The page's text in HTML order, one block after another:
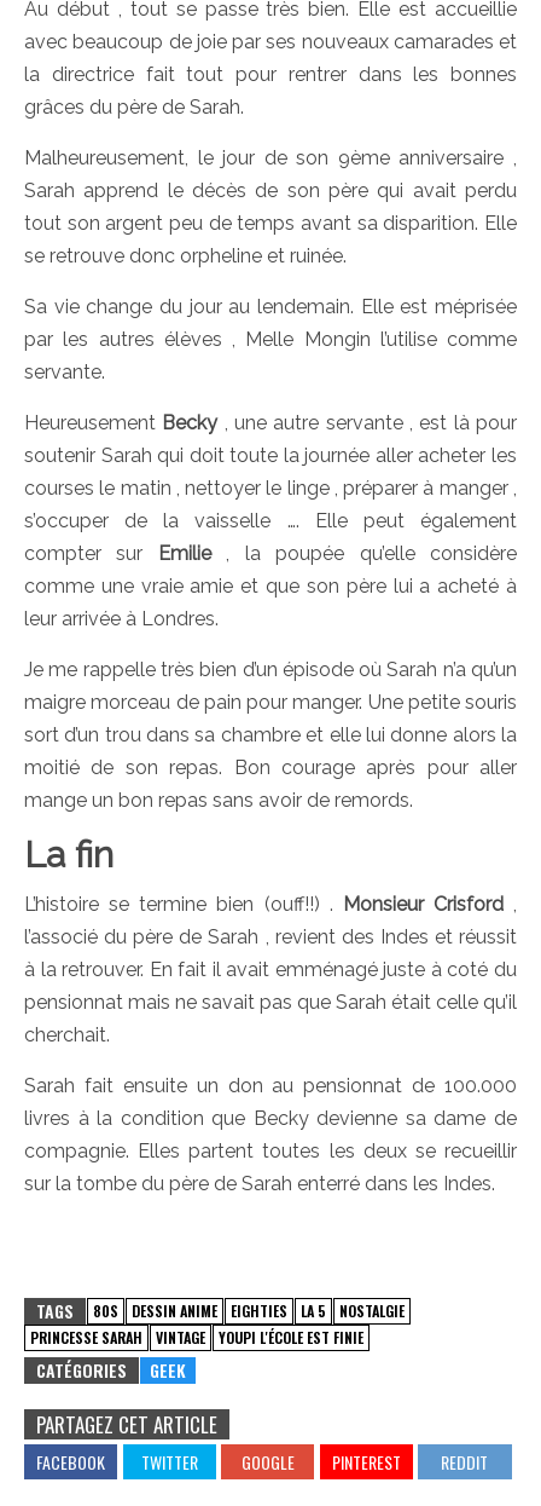
Au début , tout se passe très bien. Elle est accueillie
avec beaucoup de joie par ses nouveaux camarades et
la directrice fait tout pour rentrer dans les bonnes
grâces du père de Sarah.
Malheureusement, le jour de son 9ème anniversaire ,
Sarah apprend le décès de son père qui avait perdu
tout son argent peu de temps avant sa disparition. Elle
se retrouve donc orpheline et ruinée.
Sa vie change du jour au lendemain. Elle est méprisée
par les autres élèves , Melle Mongin l’utilise comme
servante.
Heureusement Becky, une autre servante , est là pour
soutenir Sarah qui doit toute la journée aller acheter les
courses le matin , nettoyer le linge , préparer à manger ,
s’occuper de la vaisselle …. Elle peut également
compter sur
Emilie, la poupée qu’elle considère
comme une vraie amie et que son père lui a acheté à
leur arrivée à Londres.
Je me rappelle très bien d’un épisode où Sarah n’a qu’un
maigre morceau de pain pour manger. Une petite souris
sort d’un trou dans sa chambre et elle lui donne alors la
moitié de son repas. Bon courage après pour aller
mange un bon repas sans avoir de remords.
La fin
L’histoire se termine bien (ouff!!) . Monsieur Crisford ,
l’associé du père de Sarah , revient des Indes et réussit
à la retrouver. En fait il avait emménagé juste à coté du
pensionnat mais ne savait pas que Sarah était celle qu’il
cherchait.
Sarah fait ensuite un don au pensionnat de 100.000
livres à la condition que Becky devienne sa dame de
compagnie. Elles partent toutes les deux se recueillir
sur la tombe du père de Sarah enterré dans les Indes.
TAGS 80S DESSIN ANIME EIGHTIES LA 5
NOSTALGIE
PRINCESSE SARAH
VINTAGE YOUPI L'ÉCOLE EST FINIE
CATÉGORIES GEEK
PARTAGEZ CET ARTICLE